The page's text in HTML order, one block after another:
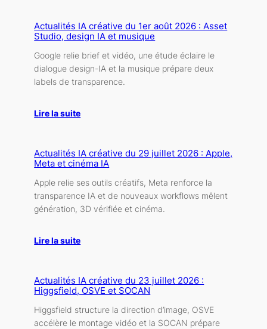
Actualités IA créative du 1er août 2026 : Asset
Studio, design IA et musique
Google relie brief et vidéo, une étude éclaire le
dialogue design-IA et la musique prépare deux
labels de transparence.
Lire la suite
Actualités IA créative du 29 juillet 2026 : Apple,
Meta et cinéma IA
Apple relie ses outils créatifs, Meta renforce la
transparence IA et de nouveaux workflows mêlent
génération, 3D vérifiée et cinéma.
Lire la suite
Actualités IA créative du 23 juillet 2026 :
Higgsfield, OSVE et SOCAN
Higgsfield structure la direction d’image, OSVE
accélère le montage vidéo et la SOCAN prépare